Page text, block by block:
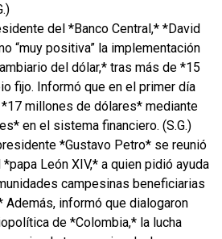
del *Banco Central,* *David
“muy positiva” la implementación
del dólar,* tras más de *15
fijo. Informó que en el primer día
millones de dólares* mediante
en el sistema financiero. (S.G.)
*Gustavo Petro* se reunió
León XIV,* a quien pidió ayuda
campesinas beneficiarias
Además, informó que dialogaron
de *Colombia,* la lucha